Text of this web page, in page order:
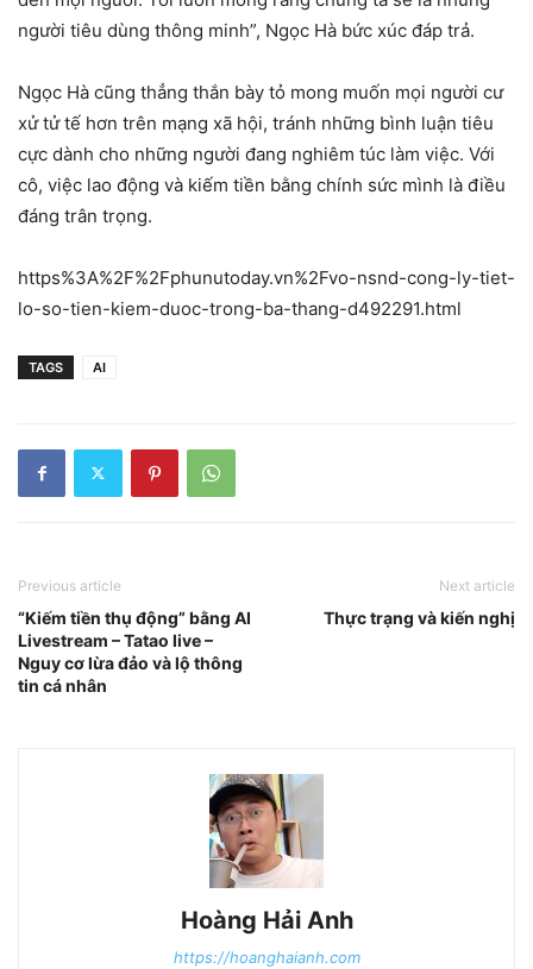
người tiêu dùng thông minh”, Ngọc Hà bức xúc đáp trả.
Ngọc Hà cũng thẳng thắn bày tỏ mong muốn mọi người cư
xử tử tế hơn trên mạng xã hội, tránh những bình luận tiêu
cực dành cho những người đang nghiêm túc làm việc. Với
cô, việc lao động và kiếm tiền bằng chính sức mình là điều
đáng trân trọng.
https%3A%2F%2Fphunutoday.vn%2Fvo-nsnd-cong-ly-tiet-
lo-so-tien-kiem-duoc-trong-ba-thang-d492291.html
TAGS AI
Previous article
“Kiếm tiền thụ động” bằng AI
Livestream – Tatao live –
Nguy cơ lừa đảo và lộ thông
tin cá nhân
Next article
Thực trạng và kiến nghị
Hoàng Hải Anh
https://hoanghaianh.com